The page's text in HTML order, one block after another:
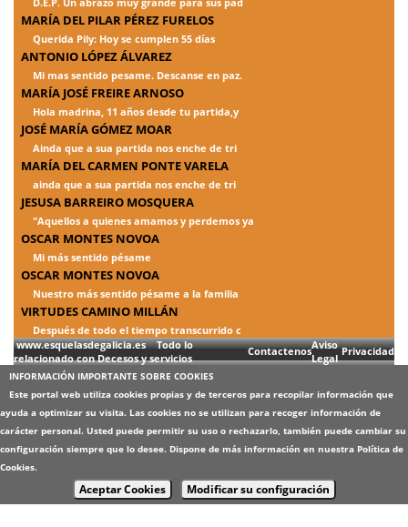
MARÍA DEL PILAR PÉREZ FURELOS
Querida Pily: Hoy se cumplen 55 días
ANTONIO LÓPEZ ÁLVAREZ
Mi mas sentido pesame. Descanse en paz.
MARÍA JOSÉ FREIRE ARNOSO
Hola madrina, 11 años desde tu partida,y
JOSÉ MARÍA GÓMEZ MOAR
Ainda que a sua partida nos enche de tri
MARÍA DEL CARMEN PONTE VARELA
ainda que a sua partida nos enche de tri
JESUSA BARREIRO MOSQUERA
"Aquellos a quienes amamos y perdemos ya
OSCAR MONTES NOVOA
Mi más sentido pésame
OSCAR MONTES NOVOA
Nuestro más sentido pésame a la familia
VIRTUDES CAMINO MILLÁN
Después de todo el tiempo transcurrido c
www.esquelasdegalicia.es Todo lo
relacionado con Decesos y servicios
ContactenosAviso
Legal
Privacidad
INFORMACIÓN IMPORTANTE SOBRE COOKIES
Este portal web utiliza cookies propias y de terceros para recopilar información que
ayuda a optimizar su visita. Las cookies no se utilizan para recoger información de
carácter personal. Usted puede permitir su uso o rechazarlo, también puede cambiar su
configuración siempre que lo desee. Dispone de más información en nuestra Política de
Cookies.